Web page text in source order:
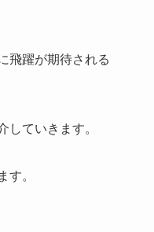
飛躍が期待される
ていきます。
す。